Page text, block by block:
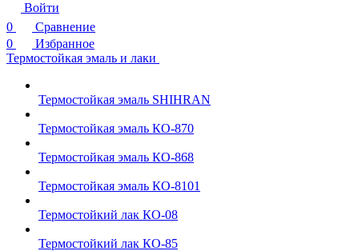
Войти
0
Сравнение
0
Избранное
Термостойкая эмаль и лаки
Термостойкая эмаль SHIHRAN
Термостойкая эмаль КО-870
Термостойкая эмаль КО-868
Термостойкая эмаль КО-8101
Термостойкий лак КО-08
Термостойкий лак КО-85